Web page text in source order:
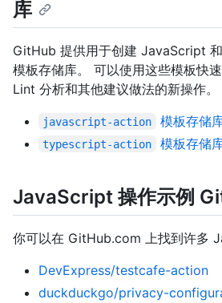
库
GitHub 提供用于创建 JavaScript
模板存储库。 可以使用这些模板快速
Lint 分析和其他建议做法的新操作。
javascript-action 模板存储
typescript-action 模板存储
JavaScript 操作示例
你可以在 GitHub.com 上找到许多
DevExpress/testcafe-action
duckduckgo/privacy-